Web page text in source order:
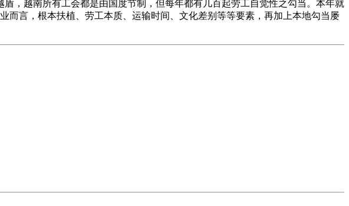
，越南所有工会都是由国度节制，但每年都有几百起劳工自觉性之勾当。本年就
而言，根本扶植、劳工本质、运输时间、文化差别等等要素，再加上本地勾当屡